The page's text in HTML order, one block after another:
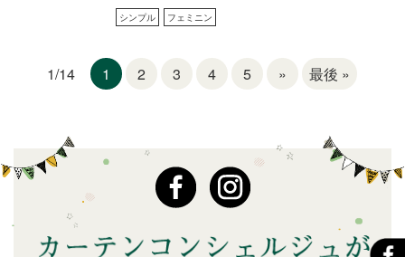
シンプル フェミニン
1/14 1 2 3 4 5 » 最後 »